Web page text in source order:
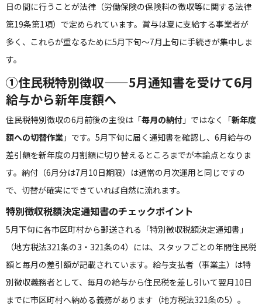
日の間に行うことが法律（労働保険の保険料の徴収等に関する法律
第19条第1項）で定められています。賞与は夏に支給する事業者が
多く、これらが重なるために5月下旬〜7月上旬に手続きが集中しま
す。
①住民税特別徴収——5月通知書を受けて6月
給与から新年度額へ
住民税特別徴収の6月前後の主役は「毎月の納付 」ではなく「新年度
額への切替作業 」です。5月下旬に届く通知書を確認し、6月給与の
差引額を新年度の月割額に切り替えるところまでが本論点となりま
す。納付（6月分は7月10日期限）は通常の月次運用と同じですの
で、切替が確実にできていれば自然に流れます。
特別徴収税額決定通知書のチェックポイント
5月下旬に各市区町村から郵送される「特別徴収税額決定通知書」
（地方税法321条の3・321条の4）には、スタッフごとの年間住民税
額と毎月の差引額が記載されています。給与支払者（事業主）は特
別徴収義務者として、毎月の給与から住民税を差し引いて翌月10日
までに市区町村へ納める義務があります（地方税法321条の5）。